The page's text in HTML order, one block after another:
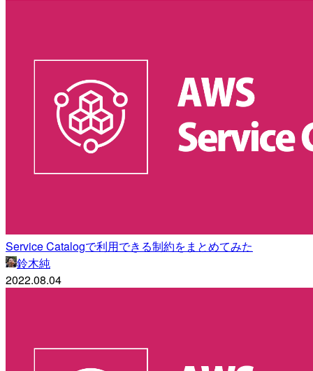
Service Catalogで利用できる制約をまとめてみた
鈴木純
2022.08.04